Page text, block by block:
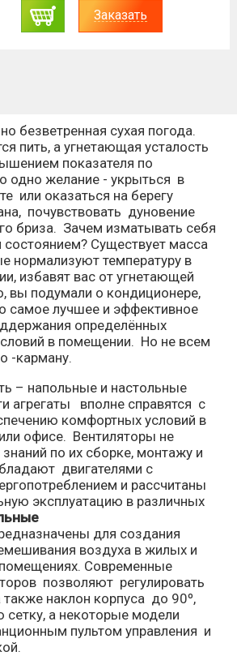
Заказать
безветренная сухая погода.
пить, а угнетающая усталость
показателя по
одно желание - укрыться в
или оказаться на берегу
почувствовать дуновение
бриза. Зачем изматывать себя
Существует масса
нормализуют температуру в
избавят вас от угнетающей
подумали о кондиционере,
самое лучшее и эффективное
определённых
в помещении. Но не всем
-карману.
– напольные и настольные
агрегаты вполне справятся с
комфортных условий в
офисе. Вентиляторы не
по их сборке, монтажу и
двигателями с
и рассчитаны
эксплуатацию в различных
для создания
воздуха в жилых и
Современные
позволяют регулировать
наклон корпуса до 90º,
а некоторые модели
пультом управления и